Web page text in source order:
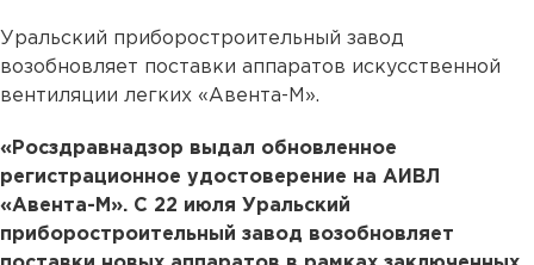
Уральский приборостроительный завод
возобновляет поставки аппаратов искусственной
вентиляции легких «Авента-М».
«Росздравнадзор выдал обновленное
регистрационное удостоверение на АИВЛ
«Авента-М». С 22 июля Уральский
приборостроительный завод возобновляет